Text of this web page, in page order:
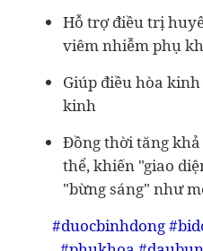
Hỗ trợ điều trị
viêm nhiễm phụ
Giúp điều hòa
kinh
Đồng thời tăng
thể, khiến "giao
"bừng sáng" như
#duocbinhdong